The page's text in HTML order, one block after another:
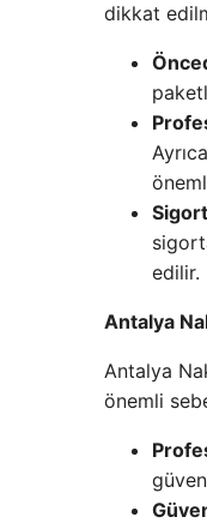
dikkat
edilir.
Antalya
Antalya
önemli